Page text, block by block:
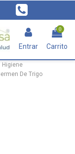
Entrar
0
Carrito
Higiene
De Trigo